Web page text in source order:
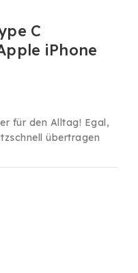
C
iPhone
für den Alltag! Egal,
übertragen